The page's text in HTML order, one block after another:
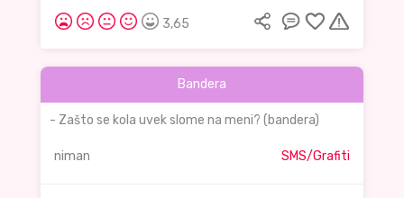
3,65
Bandera
- Zašto se kola uvek slome na meni? (bandera)
niman SMS/Grafiti